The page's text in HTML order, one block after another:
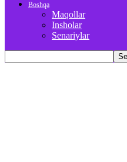
Boshqa
Maqollar
Insholar
Senariylar